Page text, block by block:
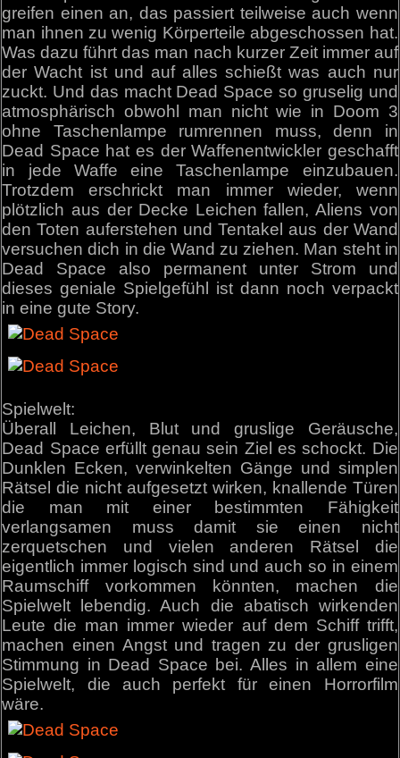
greifen einen an, das passiert teilweise auch wenn
man ihnen zu wenig Körperteile abgeschossen hat.
Was dazu führt das man nach kurzer Zeit immer auf
der Wacht ist und auf alles schießt was auch nur
zuckt. Und das macht Dead Space so gruselig und
atmosphärisch obwohl man nicht wie in Doom 3
ohne Taschenlampe rumrennen muss, denn in
Dead Space hat es der Waffenentwickler geschafft
in jede Waffe eine Taschenlampe einzubauen.
Trotzdem erschrickt man immer wieder, wenn
plötzlich aus der Decke Leichen fallen, Aliens von
den Toten auferstehen und Tentakel aus der Wand
versuchen dich in die Wand zu ziehen. Man steht in
Dead Space also permanent unter Strom und
dieses geniale Spielgefühl ist dann noch verpackt
in eine gute Story.
Spielwelt:
Überall Leichen, Blut und gruslige Geräusche,
Dead Space erfüllt genau sein Ziel es schockt. Die
Dunklen Ecken, verwinkelten Gänge und simplen
Rätsel die nicht aufgesetzt wirken, knallende Türen
die man mit einer bestimmten Fähigkeit
verlangsamen muss damit sie einen nicht
zerquetschen und vielen anderen Rätsel die
eigentlich immer logisch sind und auch so in einem
Raumschiff vorkommen könnten, machen die
Spielwelt lebendig. Auch die abatisch wirkenden
Leute die man immer wieder auf dem Schiff trifft,
machen einen Angst und tragen zu der grusligen
Stimmung in Dead Space bei. Alles in allem eine
Spielwelt, die auch perfekt für einen Horrorfilm
wäre.